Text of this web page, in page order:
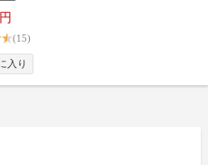
円
(15)